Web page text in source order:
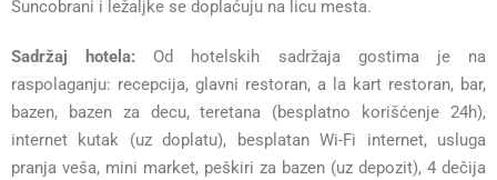
Suncobrani i ležaljke se doplaćuju na licu mesta.
Sadržaj hotela: Od hotelskih sadržaja gostima je na
raspolaganju: recepcija, glavni restoran, a la kart restoran, bar,
bazen, bazen za decu, teretana (besplatno korišćenje 24h),
internet kutak (uz doplatu), besplatan Wi-Fi internet, usluga
pranja veša, mini market, peškiri za bazen (uz depozit), 4 dečija